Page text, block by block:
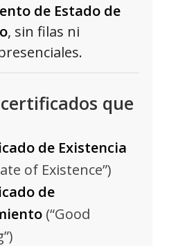
de Estado de
, sin filas ni
que
de Existencia
of Existence”)
de
(“Good